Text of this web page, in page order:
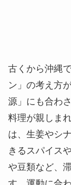
は、生姜やシ
きるスパイス
や豆類など、
す。運動に合
たり、相互の
す。
【食事内容】
朝食：薬膳ボ